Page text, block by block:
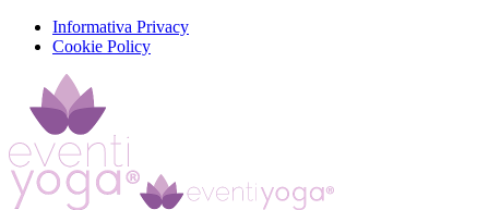
Informativa Privacy
Cookie Policy